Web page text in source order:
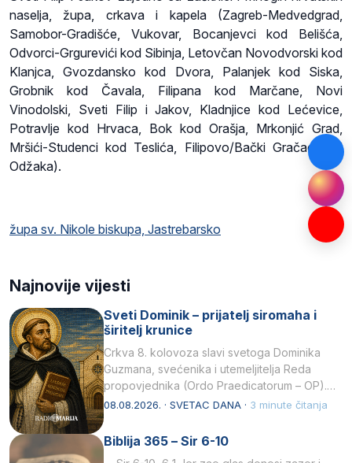
naselja, župa, crkava i kapela (Zagreb-Medvedgrad,
Samobor-Gradišće, Vukovar, Bocanjevci kod Belišća,
Odvorci-Grgurevići kod Sibinja, Letovčan Novodvorski kod
Klanjca, Gvozdansko kod Dvora, Palanjek kod Siska,
Grobnik kod Čavala, Filipana kod Marčane, Novi
Vinodolski, Sveti Filip i Jakov, Kladnjice kod Lećevice,
Potravlje kod Hrvaca, Bok kod Orašja, Mrkonjić Grad,
Mršići-Studenci kod Teslića, Filipovo/Bački Gračac kod
Odžaka).
župa sv. Nikole biskupa, Jastrebarsko
Najnovije vijesti
Sveti Dominik – prijatelj siromaha i
širitelj krunice
Crkva 8. kolovoza slavi svetoga Dominika
Guzmana, svećenika i utemeljitelja Reda
propovjednika (Ordo Praedicatorum – OP).
Svojim životom, dubokom ljubavlju prema
08.08.2026. · SVETAC DANA · 3 minute čitanja
Biblija 365 – Sir 6-10